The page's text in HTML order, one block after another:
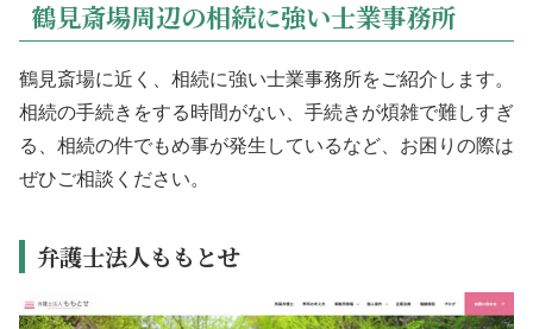
鶴見斎場周辺の相続に強い士業事務所
鶴見斎場に近く、相続に強い士業事務所をご紹介します。
相続の手続きをする時間がない、手続きが煩雑で難しすぎ
る、相続の件でもめ事が発生しているなど、お困りの際は
ぜひご相談ください。
弁護士法人ももとせ